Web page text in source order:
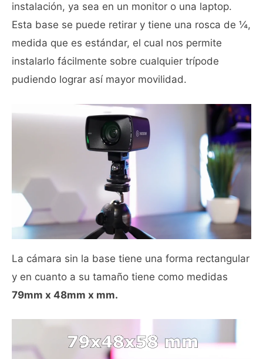
instalación, ya sea en un monitor o una laptop.
Esta base se puede retirar y tiene una rosca de ¼,
medida que es estándar, el cual nos permite
instalarlo fácilmente sobre cualquier trípode
pudiendo lograr así mayor movilidad.
La cámara sin la base tiene una forma rectangular
y en cuanto a su tamaño tiene como medidas
79mm x 48mm x mm.